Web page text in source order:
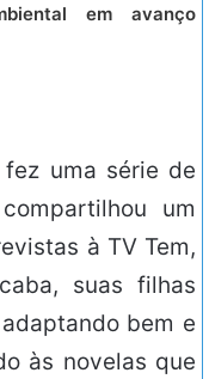
em avanço
uma série de
um
à TV Tem,
suas filhas
bem e
às novelas que